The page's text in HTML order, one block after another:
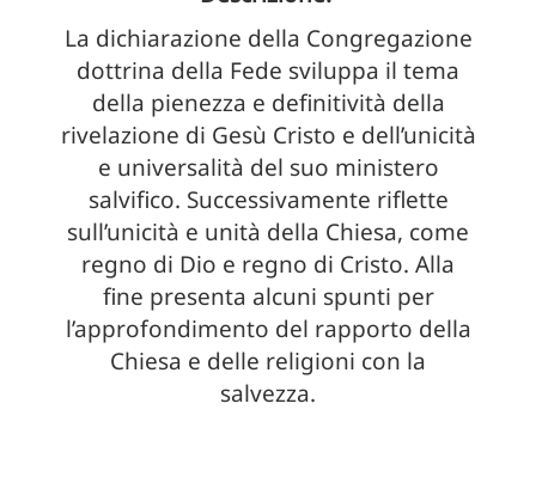
La dichiarazione della Congregazione
dottrina della Fede sviluppa il tema
della pienezza e definitività della
rivelazione di Gesù Cristo e dell’unicità
e universalità del suo ministero
salvifico. Successivamente riflette
sull’unicità e unità della Chiesa, come
regno di Dio e regno di Cristo. Alla
fine presenta alcuni spunti per
l’approfondimento del rapporto della
Chiesa e delle religioni con la
salvezza.